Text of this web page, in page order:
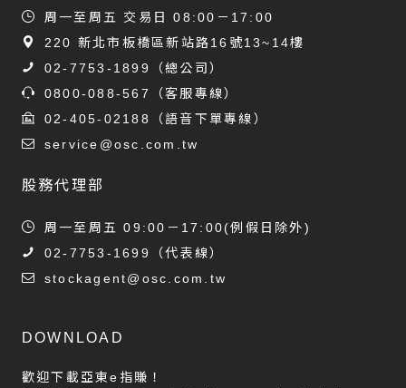
周一至周五 交易日 08:00－17:00
220 新北市板橋區新站路16號13~14樓
02-7753-1899
（總公司）
0800-088-567
（客服專線）
02-405-02188
（語音下單專線）
service@osc.com.tw
股務代理部
周一至周五 09:00－17:00(例假日除外)
02-7753-1699
（代表線）
stockagent@osc.com.tw
DOWNLOAD
歡迎下載亞東e指賺！